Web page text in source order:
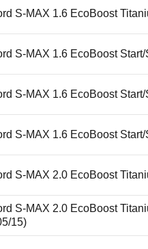
S-MAX 1.6 EcoBoost
S-MAX 1.6 EcoBoost
S-MAX 1.6 EcoBoost
S-MAX 1.6 EcoBoost
S-MAX 2.0 EcoBoost
S-MAX 2.0 EcoBoost
15)